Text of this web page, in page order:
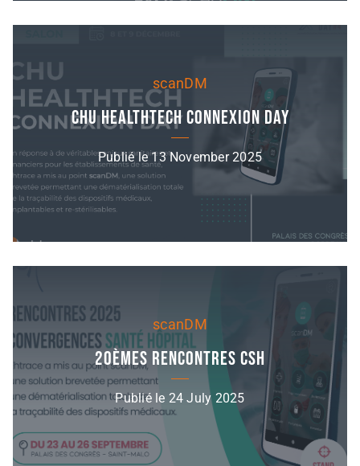
scanDM
CHU HealthTech Connexion Day
Publié le 13 November 2025
scanDM
20èmes Rencontres CSH
Publié le 24 July 2025